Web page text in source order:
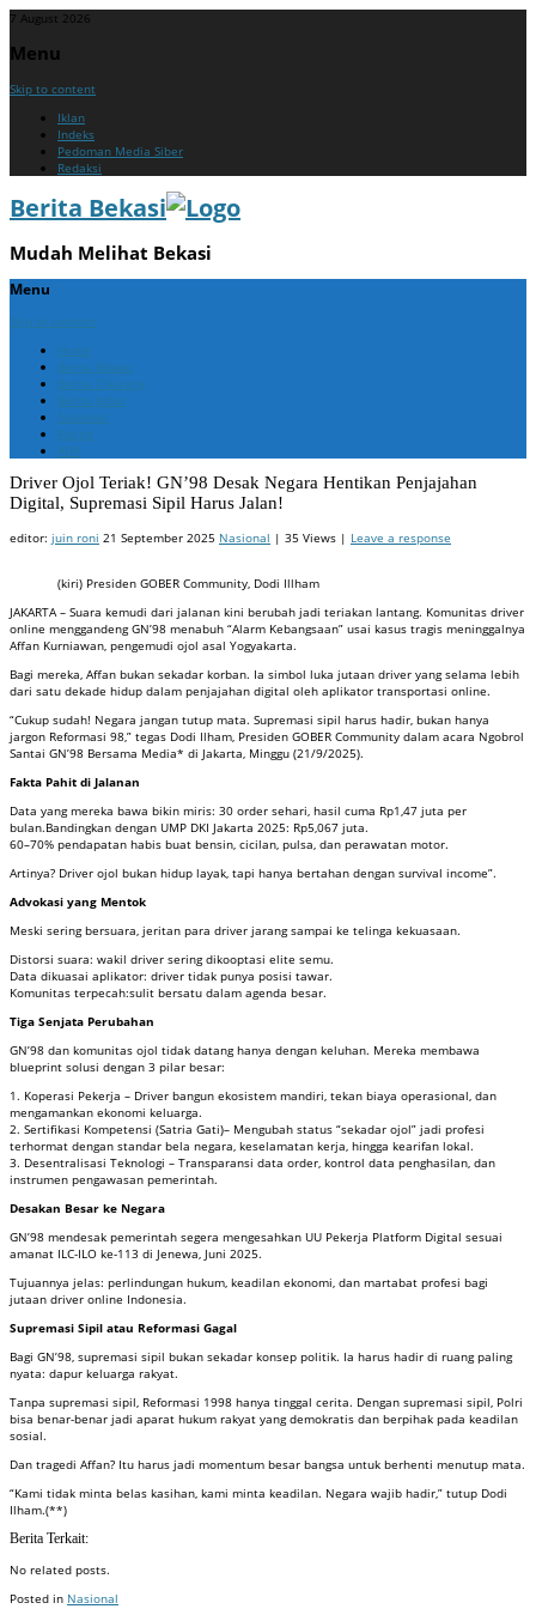
7 August 2026
Menu
Skip to content
Iklan
Indeks
Pedoman Media Siber
Redaksi
Berita Bekasi
Mudah Melihat Bekasi
Menu
Skip to content
Home
Berita Bekasi
Berita Cikarang
Berita Jabar
Nasional
Politik
ADV
Driver Ojol Teriak! GN’98 Desak Negara Hentikan Penjajahan
Digital, Supremasi Sipil Harus Jalan!
editor: juin roni 21 September 2025 Nasional | 35 Views | Leave a response
(kiri) Presiden GOBER Community, Dodi Illham
JAKARTA – Suara kemudi dari jalanan kini berubah jadi teriakan lantang. Komunitas driver
online menggandeng GN’98 menabuh “Alarm Kebangsaan” usai kasus tragis meninggalnya
Affan Kurniawan, pengemudi ojol asal Yogyakarta.
Bagi mereka, Affan bukan sekadar korban. Ia simbol luka jutaan driver yang selama lebih
dari satu dekade hidup dalam penjajahan digital oleh aplikator transportasi online.
“Cukup sudah! Negara jangan tutup mata. Supremasi sipil harus hadir, bukan hanya
jargon Reformasi 98,” tegas Dodi Ilham, Presiden GOBER Community dalam acara Ngobrol
Santai GN’98 Bersama Media* di Jakarta, Minggu (21/9/2025).
Fakta Pahit di Jalanan
Data yang mereka bawa bikin miris: 30 order sehari, hasil cuma Rp1,47 juta per
bulan.Bandingkan dengan UMP DKI Jakarta 2025: Rp5,067 juta.
60–70% pendapatan habis buat bensin, cicilan, pulsa, dan perawatan motor.
Artinya? Driver ojol bukan hidup layak, tapi hanya bertahan dengan survival income”.
Advokasi yang Mentok
Meski sering bersuara, jeritan para driver jarang sampai ke telinga kekuasaan.
Distorsi suara: wakil driver sering dikooptasi elite semu.
Data dikuasai aplikator: driver tidak punya posisi tawar.
Komunitas terpecah:sulit bersatu dalam agenda besar.
Tiga Senjata Perubahan
GN’98 dan komunitas ojol tidak datang hanya dengan keluhan. Mereka membawa
blueprint solusi dengan 3 pilar besar:
1. Koperasi Pekerja – Driver bangun ekosistem mandiri, tekan biaya operasional, dan
mengamankan ekonomi keluarga.
2. Sertifikasi Kompetensi (Satria Gati)– Mengubah status “sekadar ojol” jadi profesi
terhormat dengan standar bela negara, keselamatan kerja, hingga kearifan lokal.
3. Desentralisasi Teknologi – Transparansi data order, kontrol data penghasilan, dan
instrumen pengawasan pemerintah.
Desakan Besar ke Negara
GN’98 mendesak pemerintah segera mengesahkan UU Pekerja Platform Digital sesuai
amanat ILC-ILO ke-113 di Jenewa, Juni 2025.
Tujuannya jelas: perlindungan hukum, keadilan ekonomi, dan martabat profesi bagi
jutaan driver online Indonesia.
Supremasi Sipil atau Reformasi Gagal
Bagi GN’98, supremasi sipil bukan sekadar konsep politik. Ia harus hadir di ruang paling
nyata: dapur keluarga rakyat.
Tanpa supremasi sipil, Reformasi 1998 hanya tinggal cerita. Dengan supremasi sipil, Polri
bisa benar-benar jadi aparat hukum rakyat yang demokratis dan berpihak pada keadilan
sosial.
Dan tragedi Affan? Itu harus jadi momentum besar bangsa untuk berhenti menutup mata.
“Kami tidak minta belas kasihan, kami minta keadilan. Negara wajib hadir,” tutup Dodi
Ilham.(**)
Berita Terkait:
No related posts.
Posted in Nasional